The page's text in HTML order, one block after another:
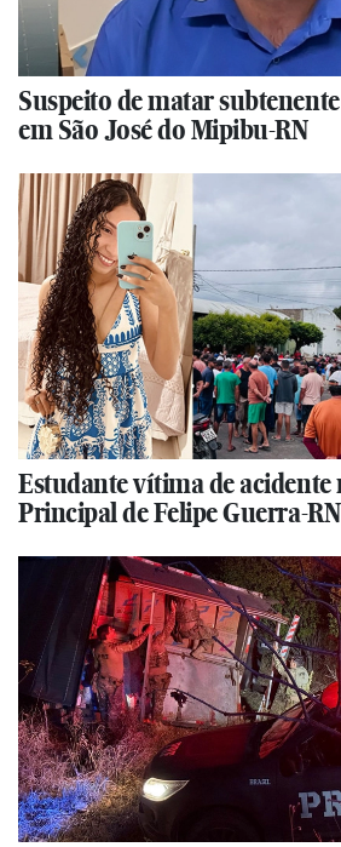
Suspeito de matar
em São José do Mipibu-RN
Estudante vítima de acidente
Principal de Felipe Guerra-RN